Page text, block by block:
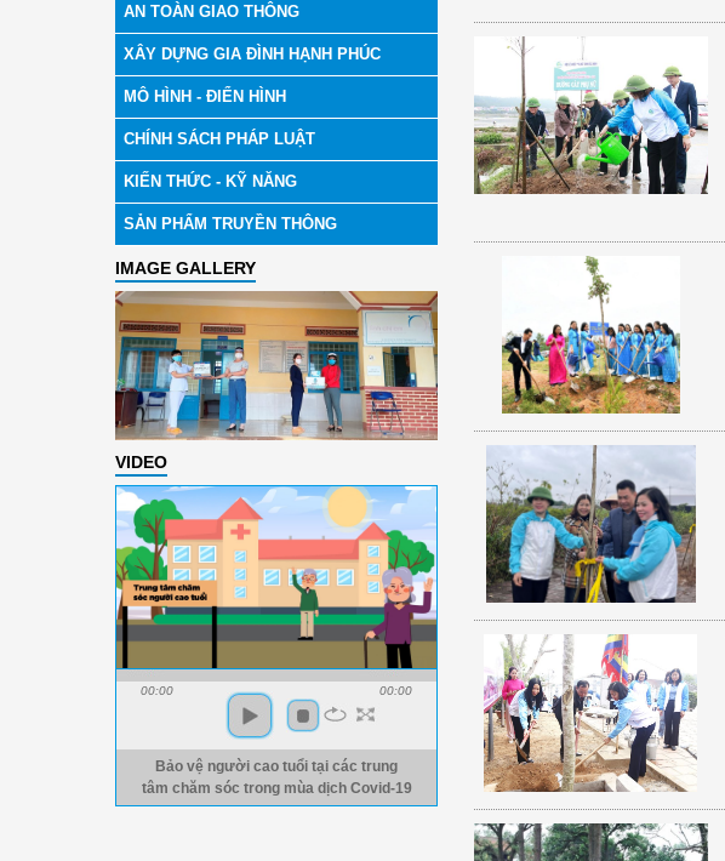
AN TOÀN GIAO THÔNG
XÂY DỰNG GIA ĐÌNH HẠNH PHÚC
MÔ HÌNH - ĐIỂN HÌNH
CHÍNH SÁCH PHÁP LUẬT
KIẾN THỨC - KỸ NĂNG
SẢN PHẨM TRUYỀN THÔNG
IMAGE GALLERY
VIDEO
00:00 00:00
Bảo vệ người cao tuổi tại các trung
tâm chăm sóc trong mùa dịch Covid-19